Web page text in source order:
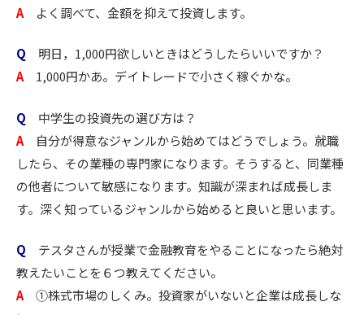
A よく調べて、金額を抑えて投資します。
Q 明日，1,000円欲しいときはどうしたらいいですか？
A
1,000円かあ。デイトレードで小さく稼ぐかな。
Q 中学生の投資先の選び方は？
A
自分が得意なジャンルから始めてはどうでしょう。就職
したら、その業種の専門家になります。そうすると、同業種
の他者について敏感になります。知識が深まれば成長しま
す。深く知っているジャンルから始めると良いと思います。
Q テスタさんが授業で金融教育をやることになったら絶対
教えたいことを６つ教えてください。
A
①株式市場のしくみ。投資家がいないと企業は成長しな